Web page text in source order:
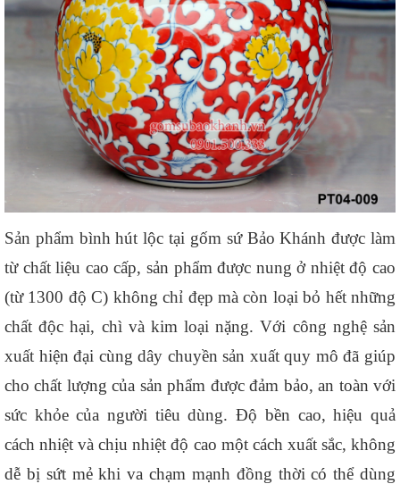
Sản phẩm bình hút lộc tại gốm sứ Bảo Khánh được làm
từ chất liệu cao cấp, sản phẩm được nung ở nhiệt độ cao
(từ 1300 độ C) không chỉ đẹp mà còn loại bỏ hết những
chất độc hại, chì và kim loại nặng. Với công nghệ sản
xuất hiện đại cùng dây chuyền sản xuất quy mô đã giúp
cho chất lượng của sản phẩm được đảm bảo, an toàn với
sức khỏe của người tiêu dùng. Độ bền cao, hiệu quả
cách nhiệt và chịu nhiệt độ cao một cách xuất sắc, không
dễ bị sứt mẻ khi va chạm mạnh đồng thời có thể dùng